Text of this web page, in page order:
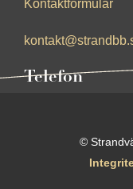
Kontaktformulär
Telefon
©